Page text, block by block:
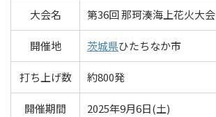
大会名 第36回 那珂湊海上花火大会
開催地 茨城県ひたちなか市
打ち上げ数 約800発
開催期間 2025年9月6日(土)